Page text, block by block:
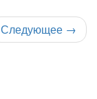
Следующее →